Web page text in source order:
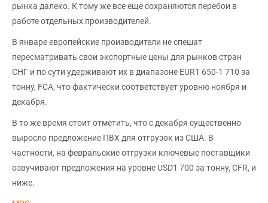
рынка далеко. К тому же все еще сохраняются перебои в
работе отдельных производителей.
В январе европейские производители не спешат
пересматривать свои экспортные цены для рынков стран
СНГ и по сути удерживают их в диапазоне EUR1 650-1 710 за
тонну, FCA, что фактически соответствует уровню ноября и
декабря.
В то же время стоит отметить, что с декабря существенно
выросло предложение ПВХ для отгрузок из США. В
частности, на февральские отгрузки ключевые поставщики
озвучивают предложения на уровне USD1 700 за тонну, CFR, и
ниже.